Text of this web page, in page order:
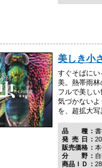
美しき小
すぐそばに
美。熱帯雨
フルで美し
気づかない
を、超拡大写
品種
発売日
販売価格
分野
商品ＩＤ